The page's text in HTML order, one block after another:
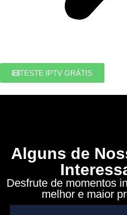
TESTE IPTV GRÁTIS
Alguns de
Desfrute de momentos
melhor e maior